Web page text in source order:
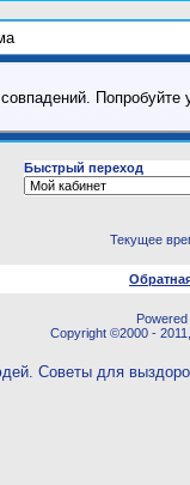
Быстрый переход
Текущее
Copyright ©2000 -
Советы для